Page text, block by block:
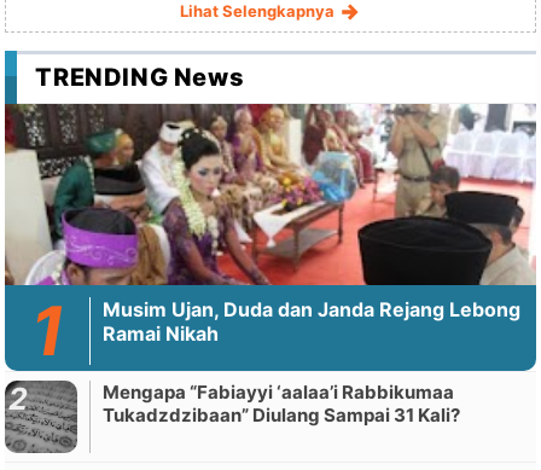
Lihat Selengkapnya
TRENDING News
Musim Ujan, Duda dan Janda Rejang Lebong
Ramai Nikah
Mengapa “Fabiayyi ‘aalaa’i Rabbikumaa
Tukadzdzibaan” Diulang Sampai 31 Kali?